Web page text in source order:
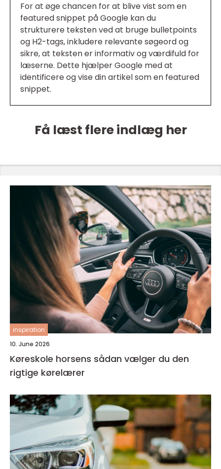
For at øge chancen for at blive vist som en
featured snippet på Google kan du
strukturere teksten ved at bruge bulletpoints
og H2-tags, inkludere relevante søgeord og
sikre, at teksten er informativ og værdifuld for
læserne. Dette hjælper Google med at
identificere og vise din artikel som en featured
snippet.
Få læst flere indlæg her
inspiration
10. June 2026
Køreskole horsens sådan vælger du den
rigtige kørelærer